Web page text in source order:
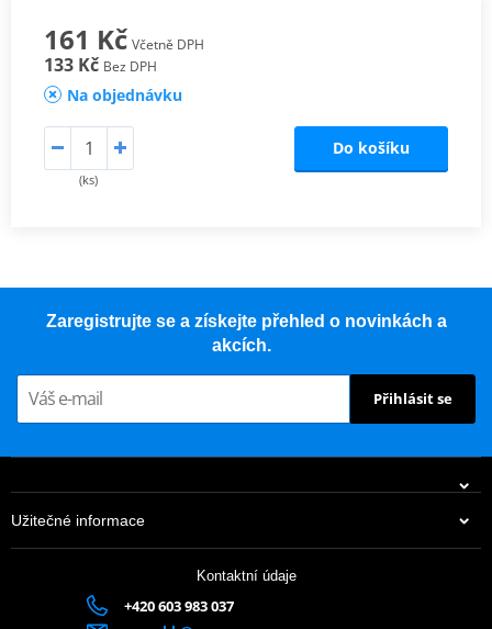
161 Kč Včetně DPH
133 Kč Bez DPH
Na objednávku
(ks)
Do košíku
Zaregistrujte se a získejte přehled o novinkách a
akcích.
Přihlásit se
Užitečné informace
Kontaktní údaje
+420 603 983 037